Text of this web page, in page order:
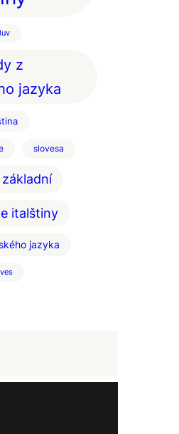
z
jazyka
slovesa
italštiny
jazyka